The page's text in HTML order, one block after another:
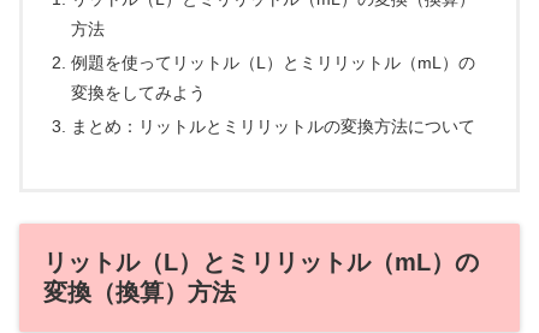
方法
例題を使ってリットル（L）とミリリットル（mL）の
変換をしてみよう
まとめ：リットルとミリリットルの変換方法について
リットル（L）とミリリットル（mL）の
変換（換算）方法